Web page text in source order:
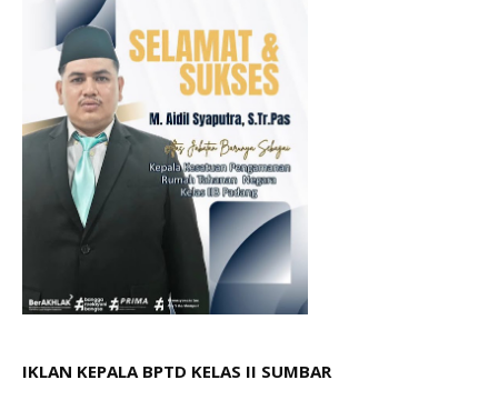
IKLAN KEPALA BPTD KELAS II SUMBAR